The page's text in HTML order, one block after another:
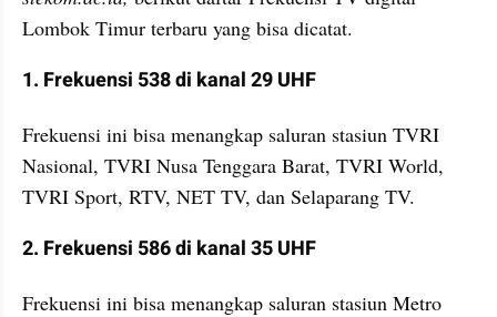
Lombok Timur terbaru yang bisa dicatat.
1. Frekuensi 538 di kanal 29 UHF
Frekuensi ini bisa menangkap saluran stasiun TVRI
Nasional, TVRI Nusa Tenggara Barat, TVRI World,
TVRI Sport, RTV, NET TV, dan Selaparang TV.
2. Frekuensi 586 di kanal 35 UHF
Frekuensi ini bisa menangkap saluran stasiun Metro